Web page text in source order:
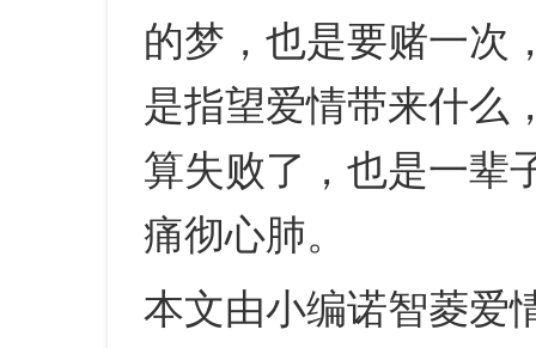
的梦，也是要赌一次
是指望爱情带来什么
算失败了，也是一辈
痛彻心肺。
本文由小编诺智菱爱